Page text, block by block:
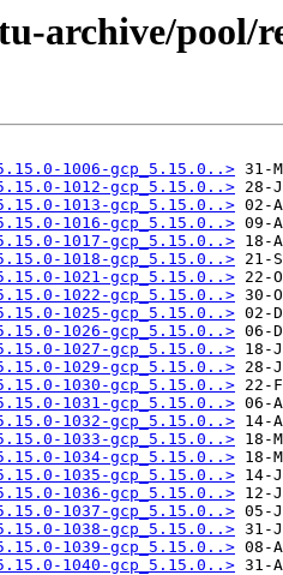
archive/pool/
1006-gcp_5.15.0..>
1012-gcp_5.15.0..>
1013-gcp_5.15.0..>
1016-gcp_5.15.0..>
1017-gcp_5.15.0..>
1018-gcp_5.15.0..>
1021-gcp_5.15.0..>
1022-gcp_5.15.0..>
1025-gcp_5.15.0..>
1026-gcp_5.15.0..>
1027-gcp_5.15.0..>
1029-gcp_5.15.0..>
1030-gcp_5.15.0..>
1031-gcp_5.15.0..>
1032-gcp_5.15.0..>
1033-gcp_5.15.0..>
1034-gcp_5.15.0..>
1035-gcp_5.15.0..>
1036-gcp_5.15.0..>
1037-gcp_5.15.0..>
1038-gcp_5.15.0..>
1039-gcp_5.15.0..>
1040-gcp_5.15.0..>